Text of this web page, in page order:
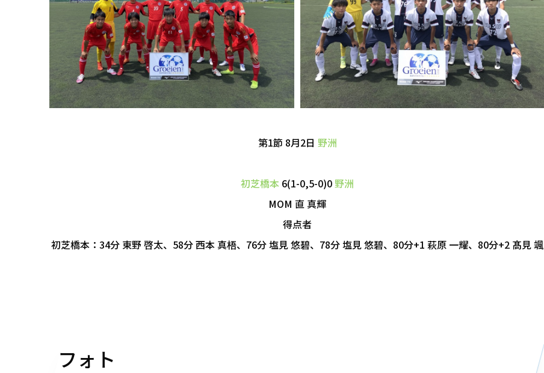
第1節 8月2日 野洲
初芝橋本 6(1-0,5-0)0 野洲
MOM 直 真輝
得点者
初芝橋本：34分 東野 啓太、58分 西本 真梧、76分 塩見 悠碧、78分 塩見 悠碧、80分+1 萩原 一耀、80分+2 髙見 颯
フォト